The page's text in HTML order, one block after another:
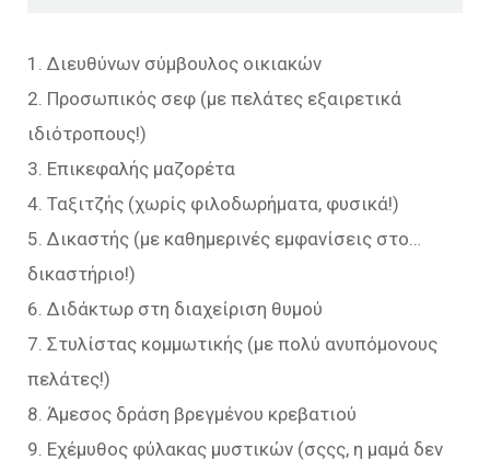
1. Διευθύνων σύμβουλος οικιακών
2. Προσωπικός σεφ (με πελάτες εξαιρετικά
ιδιότροπους!)
3. Επικεφαλής μαζορέτα
4. Ταξιτζής (χωρίς φιλοδωρήματα, φυσικά!)
5. Δικαστής (με καθημερινές εμφανίσεις στο…
δικαστήριο!)
6. Διδάκτωρ στη διαχείριση θυμού
7. Στυλίστας κομμωτικής (με πολύ ανυπόμονους
πελάτες!)
8. Άμεσος δράση βρεγμένου κρεβατιού
9. Εχέμυθος φύλακας μυστικών (σςςς, η μαμά δεν